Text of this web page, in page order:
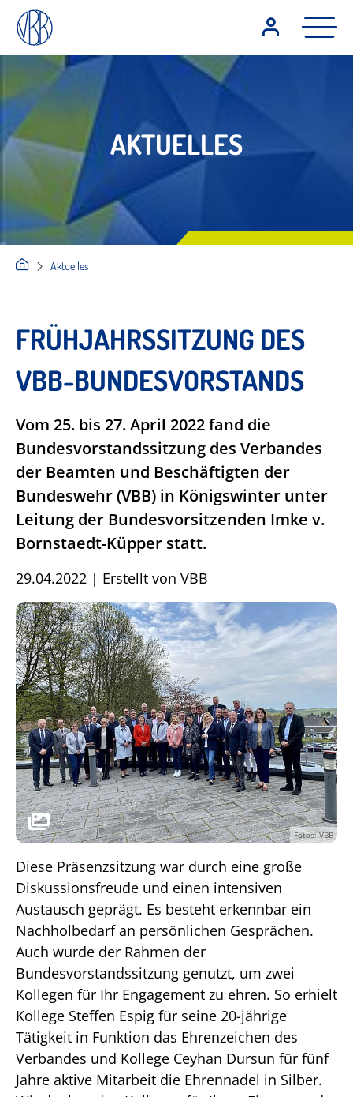
AKTUELLES
Aktuelles
FRÜHJAHRSSITZUNG DES
VBB-BUNDESVORSTANDS
Vom 25. bis 27. April 2022 fand die
Bundesvorstandssitzung des Verbandes
der Beamten und Beschäftigten der
Bundeswehr (VBB) in Königswinter unter
Leitung der Bundesvorsitzenden Imke v.
Bornstaedt-Küpper statt.
29.04.2022 | Erstellt von VBB
Fotos: VBB
Diese Präsenzsitzung war durch eine große
Diskussionsfreude und einen intensiven
Austausch geprägt. Es besteht erkennbar ein
Nachholbedarf an persönlichen Gesprächen.
Auch wurde der Rahmen der
Bundesvorstandssitzung genutzt, um zwei
Kollegen für Ihr Engagement zu ehren. So erhielt
Kollege Steffen Espig für seine 20-jährige
Tätigkeit in Funktion das Ehrenzeichen des
Verbandes und Kollege Ceyhan Dursun für fünf
Jahre aktive Mitarbeit die Ehrennadel in Silber.